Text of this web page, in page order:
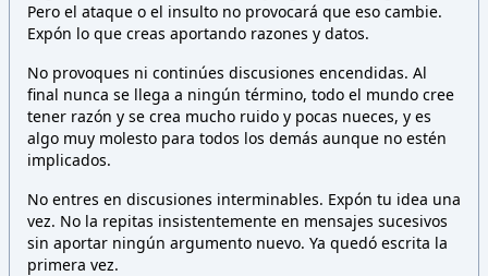
Pero el ataque o el insulto no provocará que eso cambie.
Expón lo que creas aportando razones y datos.
No provoques ni continúes discusiones encendidas. Al
final nunca se llega a ningún término, todo el mundo cree
tener razón y se crea mucho ruido y pocas nueces, y es
algo muy molesto para todos los demás aunque no estén
implicados.
No entres en discusiones interminables. Expón tu idea una
vez. No la repitas insistentemente en mensajes sucesivos
sin aportar ningún argumento nuevo. Ya quedó escrita la
primera vez.